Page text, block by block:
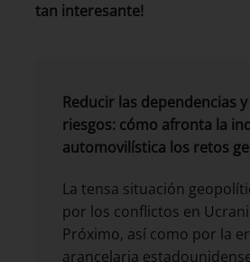
tan interesante!
Reducir las dependencias
riesgos: cómo afronta la
automovilística los retos
La tensa situación
por los conflictos en
Próximo, así como por la
arancelaria